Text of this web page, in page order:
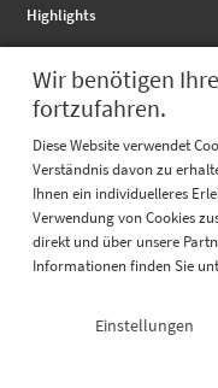
Highlights
RALMO - FBA complete
RALMO - UBS Unterbausystem
Jobs / Karriere
Wir benötigen
fortzufahren.
Diese Website verwendet
Verständnis davon zu
Ihnen ein individuelleres
Verwendung von Cookies
direkt und über unsere
Informationen finden Sie
Einstellungen